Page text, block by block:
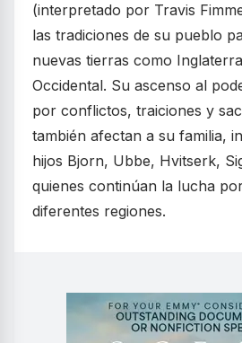
(interpretado por Travis
las tradiciones de su pueblo
nuevas tierras como
Occidental. Su ascenso al
por conflictos, traiciones y
también afectan a su familia,
hijos Bjorn, Ubbe, Hvitserk,
quienes continúan la lucha
diferentes regiones.